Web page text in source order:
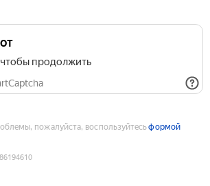
продолжить
пожалуйста, воспользуйтесьформой